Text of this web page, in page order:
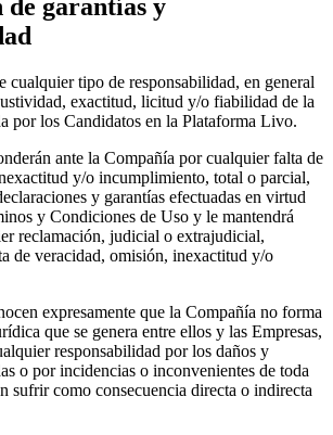
de garantías y
cualquier tipo de responsabilidad, en general
exactitud, licitud y/o fiabilidad de la
por los Candidatos en la Plataforma Livo.
ante la Compañía por cualquier falta de
y/o incumplimiento, total o parcial,
y garantías efectuadas en virtud
y Condiciones de Uso y le mantendrá
reclamación, judicial o extrajudicial,
de veracidad, omisión, inexactitud y/o
expresamente que la Compañía no forma
que se genera entre ellos y las Empresas,
responsabilidad por los daños y
o por incidencias o inconvenientes de toda
sufrir como consecuencia directa o indirecta